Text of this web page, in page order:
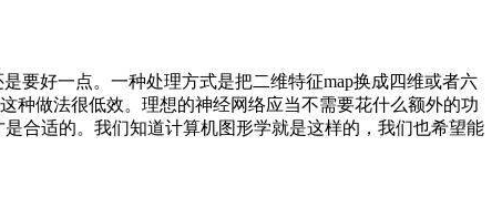
好一点。一种处理方式是把二维特征map换成四维或者六
种做法很低效。理想的神经网络应当不需要花什么额外的功
合适的。我们知道计算机图形学就是这样的，我们也希望能